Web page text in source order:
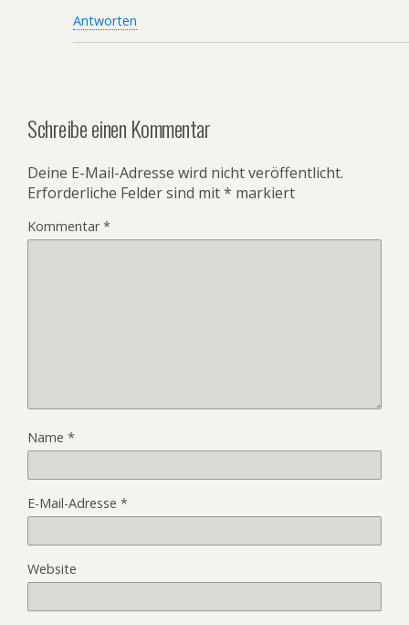
Antworten
Schreibe einen Kommentar
Deine E-Mail-Adresse wird nicht veröffentlicht.
Erforderliche Felder sind mit* markiert
Kommentar*
Name *
E-Mail-Adresse *
Website